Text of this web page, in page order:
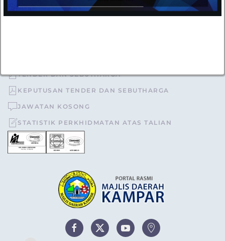
05-4671020 / 05-4671030
05-4671040
TENDER DAN SEBUTHARGA
KEPUTUSAN TENDER DAN SEBUTHARGA
JAWATAN KOSONG
STATISTIK PERKHIDMATAN ATAS TALIAN